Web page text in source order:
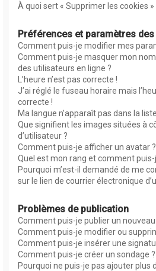
À quoi sert « Supprimer les cookies »
Préférences et paramètres
Comment puis-je modifier mes
Comment puis-je masquer mon
des utilisateurs en ligne ?
L’heure n’est pas correcte !
J’ai réglé le fuseau horaire mais
correcte !
Ma langue n’apparaît pas dans la
Que signifient les images situées à
d’utilisateur ?
Comment puis-je afficher un avatar ?
Quel est mon rang et comment
Pourquoi m’est-il demandé de me
sur le lien de courrier électronique
Problèmes de publication
Comment puis-je publier un
Comment puis-je modifier ou
Comment puis-je insérer une
Comment puis-je créer un sondage ?
Pourquoi ne puis-je pas ajouter plus